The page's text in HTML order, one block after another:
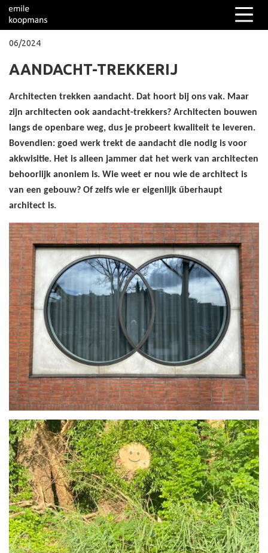
Columns
Over mij
06/2024
AANDACHT-TREKKERIJ
Architecten trekken aandacht. Dat hoort bij ons vak. Maar
zijn architecten ook aandacht-trekkers? Architecten bouwen
langs de openbare weg, dus je probeert kwaliteit te leveren.
Bovendien: goed werk trekt de aandacht die nodig is voor
akkwisitie. Het is alleen jammer dat het werk van architecten
behoorlijk anoniem is. Wie weet er nou wie de architect is
van een gebouw? Of zelfs wie er eigenlijk űberhaupt
architect is.